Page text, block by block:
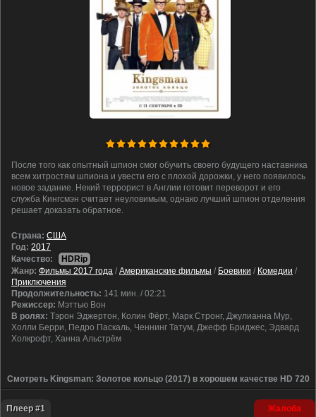
После того как опытный шпион смог обучить своего будущего наставника
всем хитростям шпиона и увести его с плохой дорожки, у него появилось
новое задание. Некий террорист в Англии готовит переворот и его
служба Кингсмэн считает неуловимым, однако лучший шпион отделения
решает доказать обратное.
Cтрана: США
Год: 2017
Качество:
HDRip
Жанр: Фильмы 2017 года / Американские фильмы / Боевики / Комедии /
Приключения
Продолжительность: 141 мин. / 02:21
Режиссер: Мэттью Вон
В ролях: Тэрон Эджертон, Колин Фёрт, Марк Стронг, Джулианна Мур,
Холли Берри, Педро Паскаль, Ченнинг Татум, Джефф Бриджес, Эдвард
Холкрофт, Ханна Альстрём
Смотреть Kingsman: Золотое кольцо (2017) в хорошем качестве HD 720
Плеер #1 Жалоба